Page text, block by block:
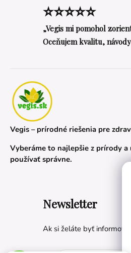
⭐⭐⭐⭐⭐
„Vegis mi pomohol
Oceňujem kvalitu,
Vegis – prírodné riešenia pre
Vyberáme to najlepšie z prírody a
používať správne.
Newsletter
Ak si želáte byť